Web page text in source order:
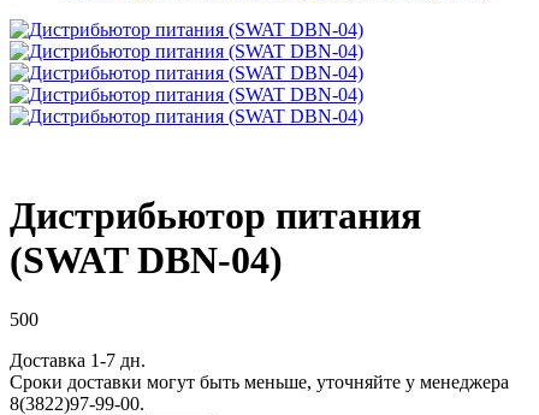
Дистрибьютор питания
(SWAT DBN-04)
500
Доставка 1-7 дн.
Сроки доставки могут быть меньше, уточняйте у менеджера
8(3822)97-99-00.